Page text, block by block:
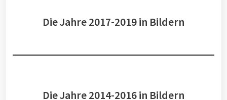
Die Jahre 2017-2019 in Bildern
Die Jahre 2014-2016 in Bildern